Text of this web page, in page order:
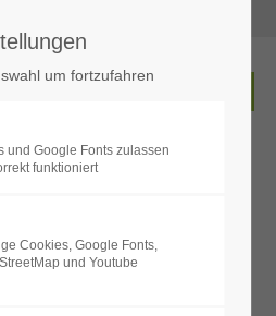
leider nicht.
leider nicht.
existiert leider nicht.
Erden aus
- Ganz in
um fortzufahren
und Google Fonts zulassen
funktioniert
Cookies, Google Fonts,
und Youtube